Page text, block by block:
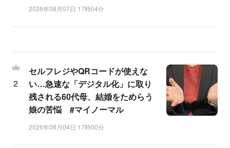
2026年08月07日 17時04分
セルフレジやQRコードが使えな
い…急速な「デジタル化」に取り
残される60代母、結婚をためらう
娘の苦悩 #マイノーマル
2026年08月04日 17時00分